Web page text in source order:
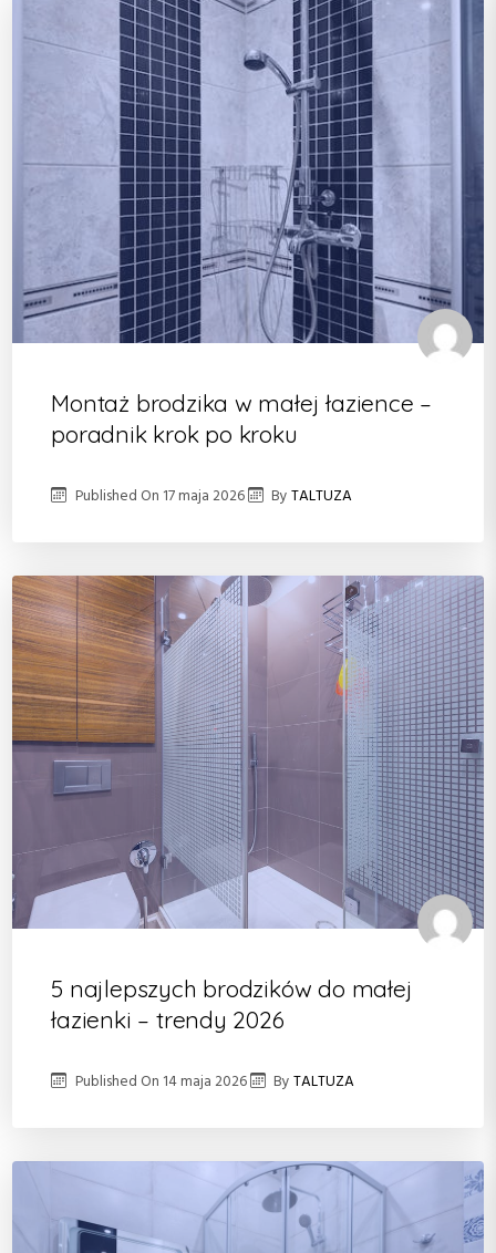
Montaż brodzika w małej łazience –
poradnik krok po kroku
Published On 17 maja 2026 ByTALTUZA
5 najlepszych brodzików do małej
łazienki – trendy 2026
Published On 14 maja 2026 ByTALTUZA